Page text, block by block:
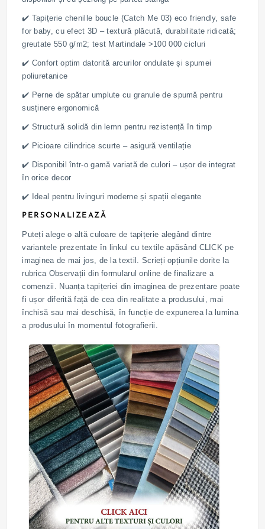
✔️ Tapițerie chenille boucle (Catch Me 03) eco friendly, safe
for baby, cu efect 3D – textură plăcută, durabilitate ridicată;
greutate 550 g/m2; test Martindale >100 000 cicluri
✔️ Confort optim datorită arcurilor ondulate și spumei
poliuretanice
✔️ Perne de spătar umplute cu granule de spumă pentru
susținere ergonomică
✔️ Structură solidă din lemn pentru rezistență în timp
✔️ Picioare cilindrice scurte – asigură ventilație
✔️ Disponibil într-o gamă variată de culori – ușor de integrat
în orice decor
✔️ Ideal pentru livinguri moderne și spații elegante
PERSONALIZEAZĂ
Puteți alege o altă culoare de tapițerie alegând dintre
variantele prezentate în linkul cu textile apăsând CLICK pe
imaginea de mai jos, de la textil. Scrieți opțiunile dorite la
rubrica Observații din formularul online de finalizare a
comenzii. Nuanța tapițeriei din imaginea de prezentare poate
fi ușor diferită față de cea din realitate a produsului, mai
închisă sau mai deschisă, în funcție de expunerea la lumina
a produsului în momentul fotografierii.